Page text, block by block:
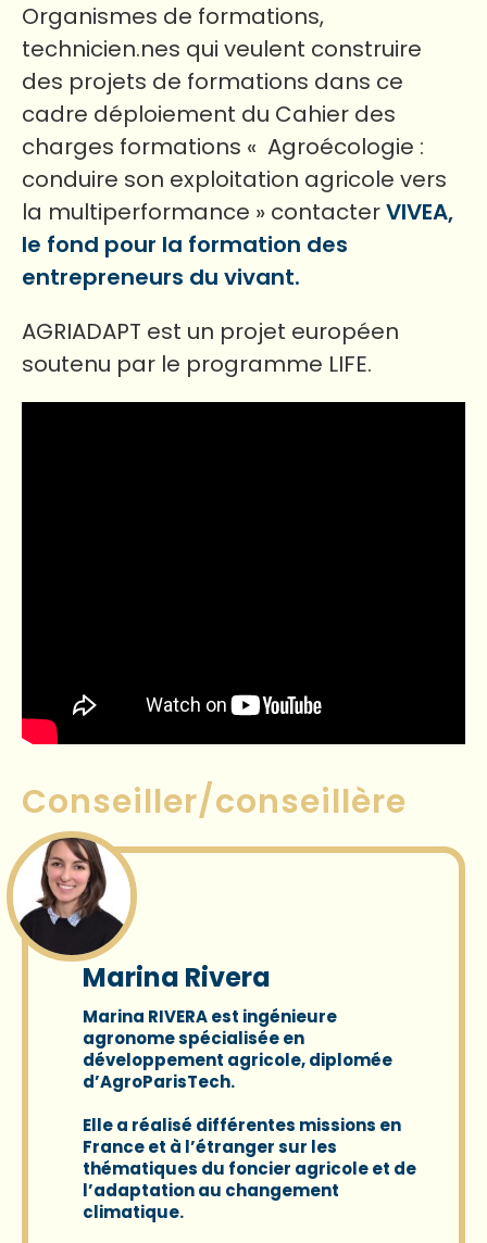
Organismes de formations,
technicien.nes qui veulent construire
des projets de formations dans ce
cadre déploiement du Cahier des
charges formations « Agroécologie :
conduire son exploitation agricole vers
la multiperformance » contacterVIVEA,
le fond pour la formation des
entrepreneurs du vivant.
AGRIADAPT est un projet européen
soutenu par le programme LIFE.
Conseiller/conseillère
Marina Rivera
Marina RIVERAest ingénieure
agronome spécialisée en
développement agricole, diplomée
d’AgroParisTech.
Elle a réalisé différentes missions en
France et à l’étranger sur les
thématiques du foncier agricole et de
l’adaptation au changement
climatique.